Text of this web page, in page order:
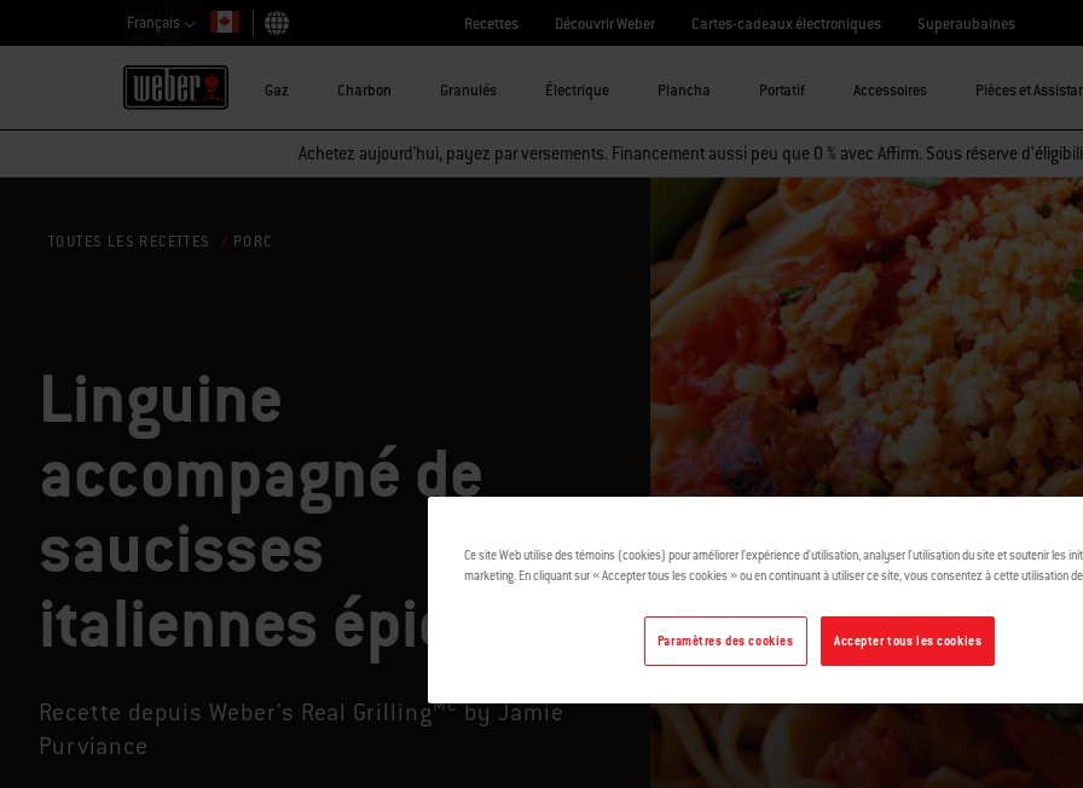
Français
Choisir un pays
Recettes Découvrir Weber Cartes-cadeaux électroniques Superaubaines
Gaz Charbon Granulés Électrique Plancha Portatif Accessoires Pièces et
Achetez aujourd'hui, payez par versements. Financement aussi peu que 0 % avec Affirm. Sous réserve
TOUTES LES RECETTES PORC
Linguine
accompagné de
saucisses
italiennes épicées
Recette depuis Weber's Real GrillingMCby Jamie
Purviance
Ce site Web utilise des témoins (cookies) pour améliorer l’expérience d’utilisation, analyser l’utilisation du site et soutenir les
marketing. En cliquant sur « Accepter tous les cookies » ou en continuant à utiliser ce site, vous consentez à cette utilisation
Accepter tous les cookies
Paramètres des cookies